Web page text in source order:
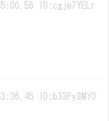
ID:cgje7YELr
ID:b33Py3MY0